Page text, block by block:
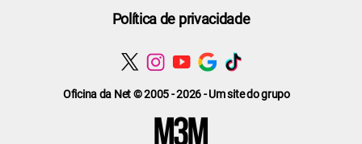
Oficina da Net © 2005 - 2026 - Um site do grupo
Política de privacidade